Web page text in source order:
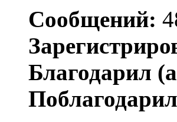
Сообщений:
Благодарил